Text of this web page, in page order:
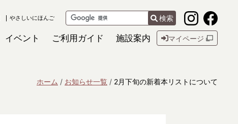
やさしいにほんご 検索
イベント ご利用ガイド 施設案内 マイページ
ホーム お知らせ一覧 2月下旬の新着本リストについて